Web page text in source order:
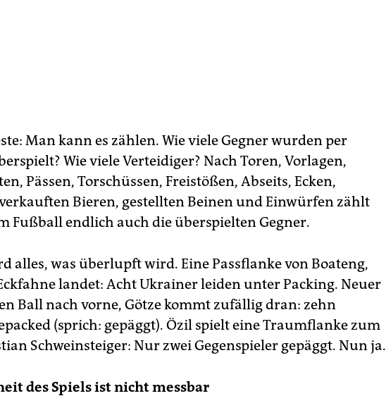
Man kann es zählen. Wie viele Gegner wurden per
Wie viele Verteidiger? Nach Toren, Vorlagen,
Pässen, Torschüssen, Freistößen, Abseits, Ecken,
Bieren, gestellten Beinen und Einwürfen zählt
Fußball endlich auch die überspielten Gegner.
alles, was überlupft wird. Eine Passflanke von Boateng,
landet: Acht Ukrainer leiden unter Packing. Neuer
Ball nach vorne, Götze kommt zufällig dran: zehn
(sprich: gepäggt). Özil spielt eine Traumflanke zum
Schweinsteiger: Nur zwei Gegenspieler gepäggt. Nun ja.
des Spiels ist nicht messbar